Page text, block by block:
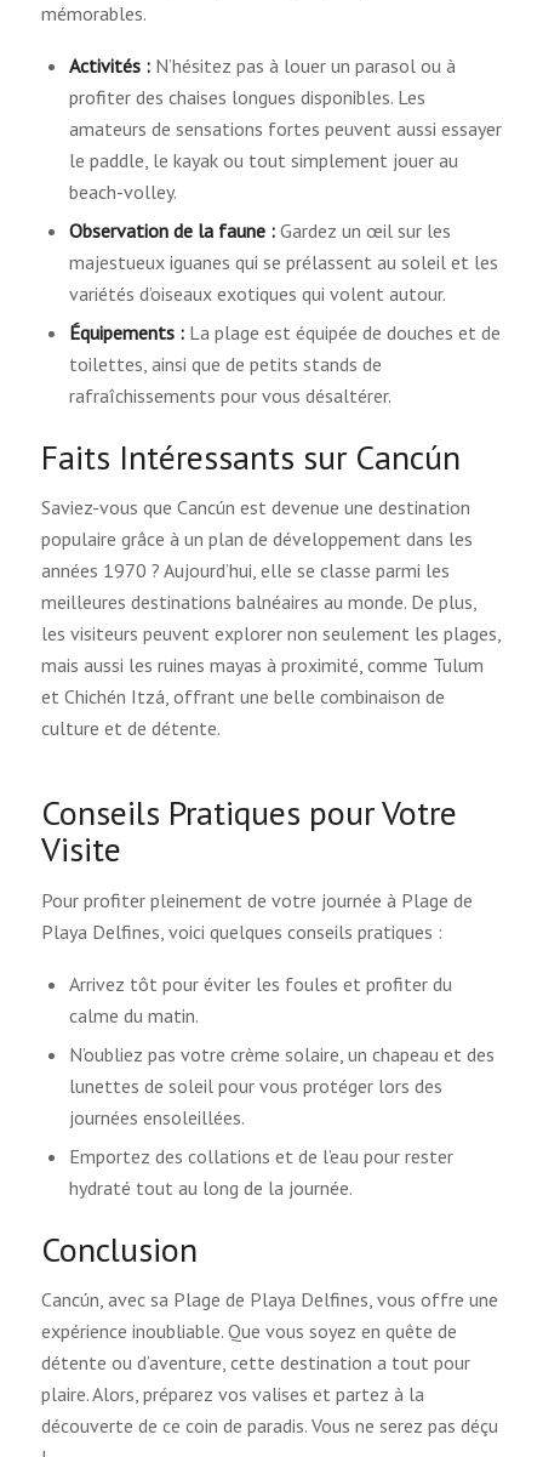
mémorables.
Activités :N’hésitez pas à louer un parasol ou à
profiter des chaises longues disponibles. Les
amateurs de sensations fortes peuvent aussi essayer
le paddle, le kayak ou tout simplement jouer au
beach-volley.
Observation de la faune :Gardez un œil sur les
majestueux iguanes qui se prélassent au soleil et les
variétés d’oiseaux exotiques qui volent autour.
Équipements :La plage est équipée de douches et de
toilettes, ainsi que de petits stands de
rafraîchissements pour vous désaltérer.
Faits Intéressants sur Cancún
Saviez-vous que Cancún est devenue une destination
populaire grâce à un plan de développement dans les
années 1970 ? Aujourd’hui, elle se classe parmi les
meilleures destinations balnéaires au monde. De plus,
les visiteurs peuvent explorer non seulement les plages,
mais aussi les ruines mayas à proximité, comme Tulum
et Chichén Itzá, offrant une belle combinaison de
culture et de détente.
Conseils Pratiques pour Votre
Visite
Pour profiter pleinement de votre journée à Plage de
Playa Delfines, voici quelques conseils pratiques :
Arrivez tôt pour éviter les foules et profiter du
calme du matin.
N’oubliez pas votre crème solaire, un chapeau et des
lunettes de soleil pour vous protéger lors des
journées ensoleillées.
Emportez des collations et de l’eau pour rester
hydraté tout au long de la journée.
Conclusion
Cancún, avec sa Plage de Playa Delfines, vous offre une
expérience inoubliable. Que vous soyez en quête de
détente ou d’aventure, cette destination a tout pour
plaire. Alors, préparez vos valises et partez à la
découverte de ce coin de paradis. Vous ne serez pas déçu